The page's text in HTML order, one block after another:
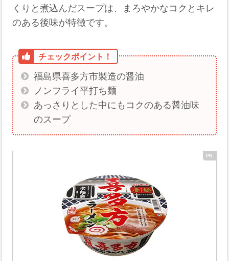
くりと煮込んだスープは、まろやかなコクとキレ
のある後味が特徴です。
福島県喜多方市製造の醤油
ノンフライ平打ち麺
あっさりとした中にもコクのある醤油味
のスープ